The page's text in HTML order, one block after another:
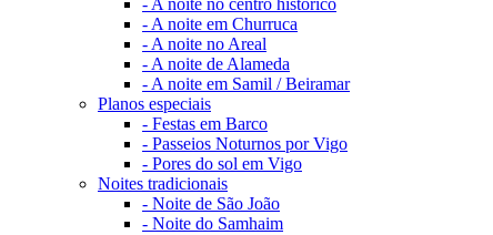
-A noite no centro histórico
-A noite em Churruca
-A noite no Areal
-A noite de Alameda
-A noite em Samil / Beiramar
Planos especiais
- Festas em Barco
- Passeios Noturnos por Vigo
- Pores do sol em Vigo
Noites tradicionais
- Noite de São João
- Noite do Samhaim